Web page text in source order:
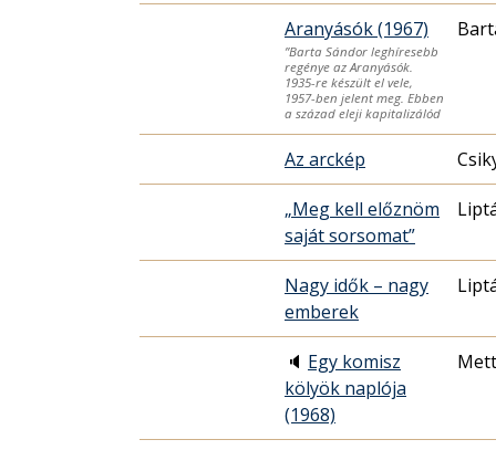
Aranyásók (1967)
”Barta Sándor leghíresebb
regénye az Aranyásók.
1935-re készült el vele,
1957-ben jelent meg. Ebben
a század eleji kapitalizálód
Az arckép
„Meg kell előznöm
saját sorsomat”
Nagy idők – nagy
emberek
🔈 Egy komisz
kölyök naplója
(1968)